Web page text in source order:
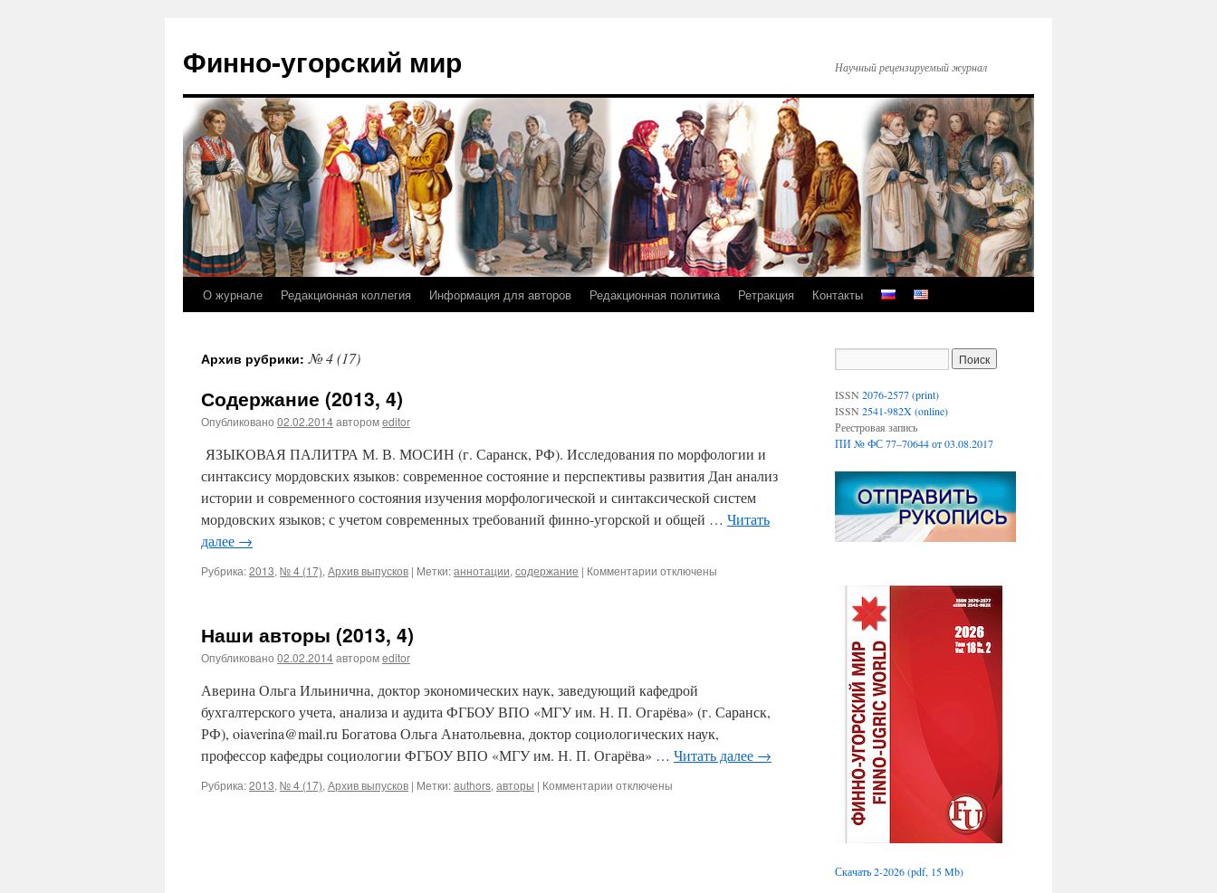
Финно-угорский мир Научный рецензируемый журнал
Перейти
содержимому
О журнале Редакционная коллегия Информация для авторов Редакционная политика Ретракция Контакты
Архив рубрики: № 4 (17)
Содержание (2013, 4)
Опубликовано 02.02.2014авторомeditor
ЯЗЫКОВАЯ ПАЛИТРА М. В. МОСИН (г. Саранск, РФ). Исследования по морфологии и
синтаксису мордовских языков: современное состояние и перспективы развития Дан анализ
истории и современного состояния изучения морфологической и синтаксической систем
мордовских языков; с учетом современных требований финно-угорской и общей … Читать
далее →
Рубрика:2013, № 4 (17), Архив выпусков | Метки:аннотации, содержание | Комментарии котключены
Наши авторы (2013, 4)
Опубликовано 02.02.2014авторомeditor
Аверина Ольга Ильинична, доктор экономических наук, заведующий кафедрой
бухгалтерского учета, анализа и аудита ФГБОУ ВПО «МГУ им. Н. П. Огарёва» (г. Саранск,
РФ), oiaverina@mail.ru Богатова Ольга Анатольевна, доктор социологических наук,
профессор кафедры социологии ФГБОУ ВПО «МГУ им. Н. П. Огарёва» … Читать далее →
Рубрика:2013, № 4 (17), Архив выпусков | Метки:authors, авторы | Комментарии котключены
ISSN 2076-2577 (print)
ISSN 2541-982X (online)
Реестровая запись
ПИ № ФС 77–70644 от 03.08.2017
Скачать 2-2026 (pdf, 15 Mb)